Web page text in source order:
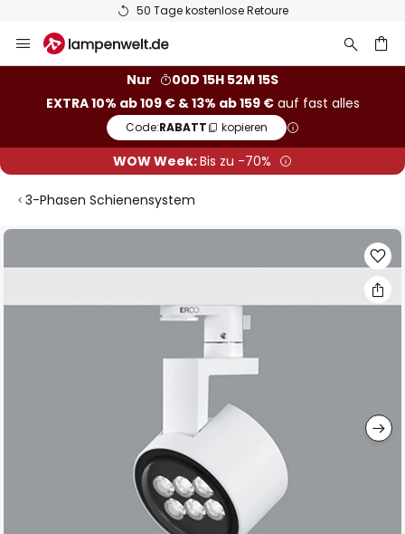
50 Tage kostenlose Retoure
Inhalt
Nur
00D 15H 52M 15S
EXTRA 10% ab 109 € & 13% ab 159 €auf fast alles
Code:RABATT kopieren
WOW Week:Bis zu -70%
3-Phasen Schienensystem
Zum
Ende
Bildgalerie